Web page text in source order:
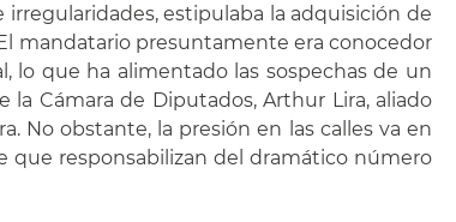
estipulaba la adquisición de
mandatario presuntamente era conocedor
lo que ha alimentado las sospechas de un
Cámara de Diputados, Arthur Lira, aliado
No obstante, la presión en las calles va en
que responsabilizan del dramático número